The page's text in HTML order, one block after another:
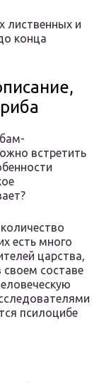
лиственных и
конца
встретить
есть много
царства,
своем составе
псилоцибе